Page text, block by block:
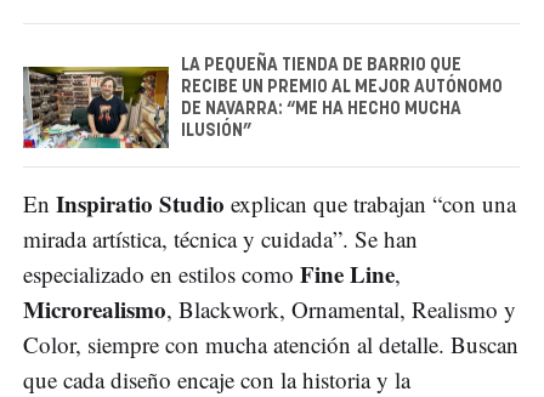
LA PEQUEÑA TIENDA DE BARRIO QUE
RECIBE UN PREMIO AL MEJOR AUTÓNOMO
DE NAVARRA: “ME HA HECHO MUCHA
ILUSIÓN”
En Inspiratio Studio explican que trabajan “con una
mirada artística, técnica y cuidada”. Se han
especializado en estilos como Fine Line,
Microrealismo, Blackwork, Ornamental, Realismo y
Color, siempre con mucha atención al detalle. Buscan
que cada diseño encaje con la historia y la